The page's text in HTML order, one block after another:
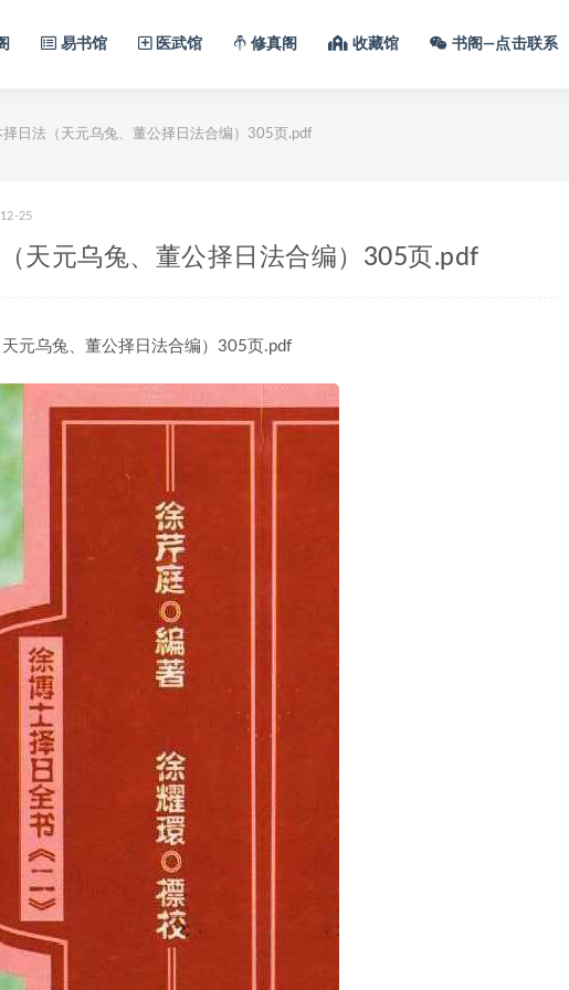
易书馆 医武馆 修真阁 收藏馆 书阁—点击联系
日法（天元乌兔、董公择日法合编）305页.pdf
25
天元乌兔、董公择日法合编）305页.pdf
元乌兔、董公择日法合编）305页.pdf